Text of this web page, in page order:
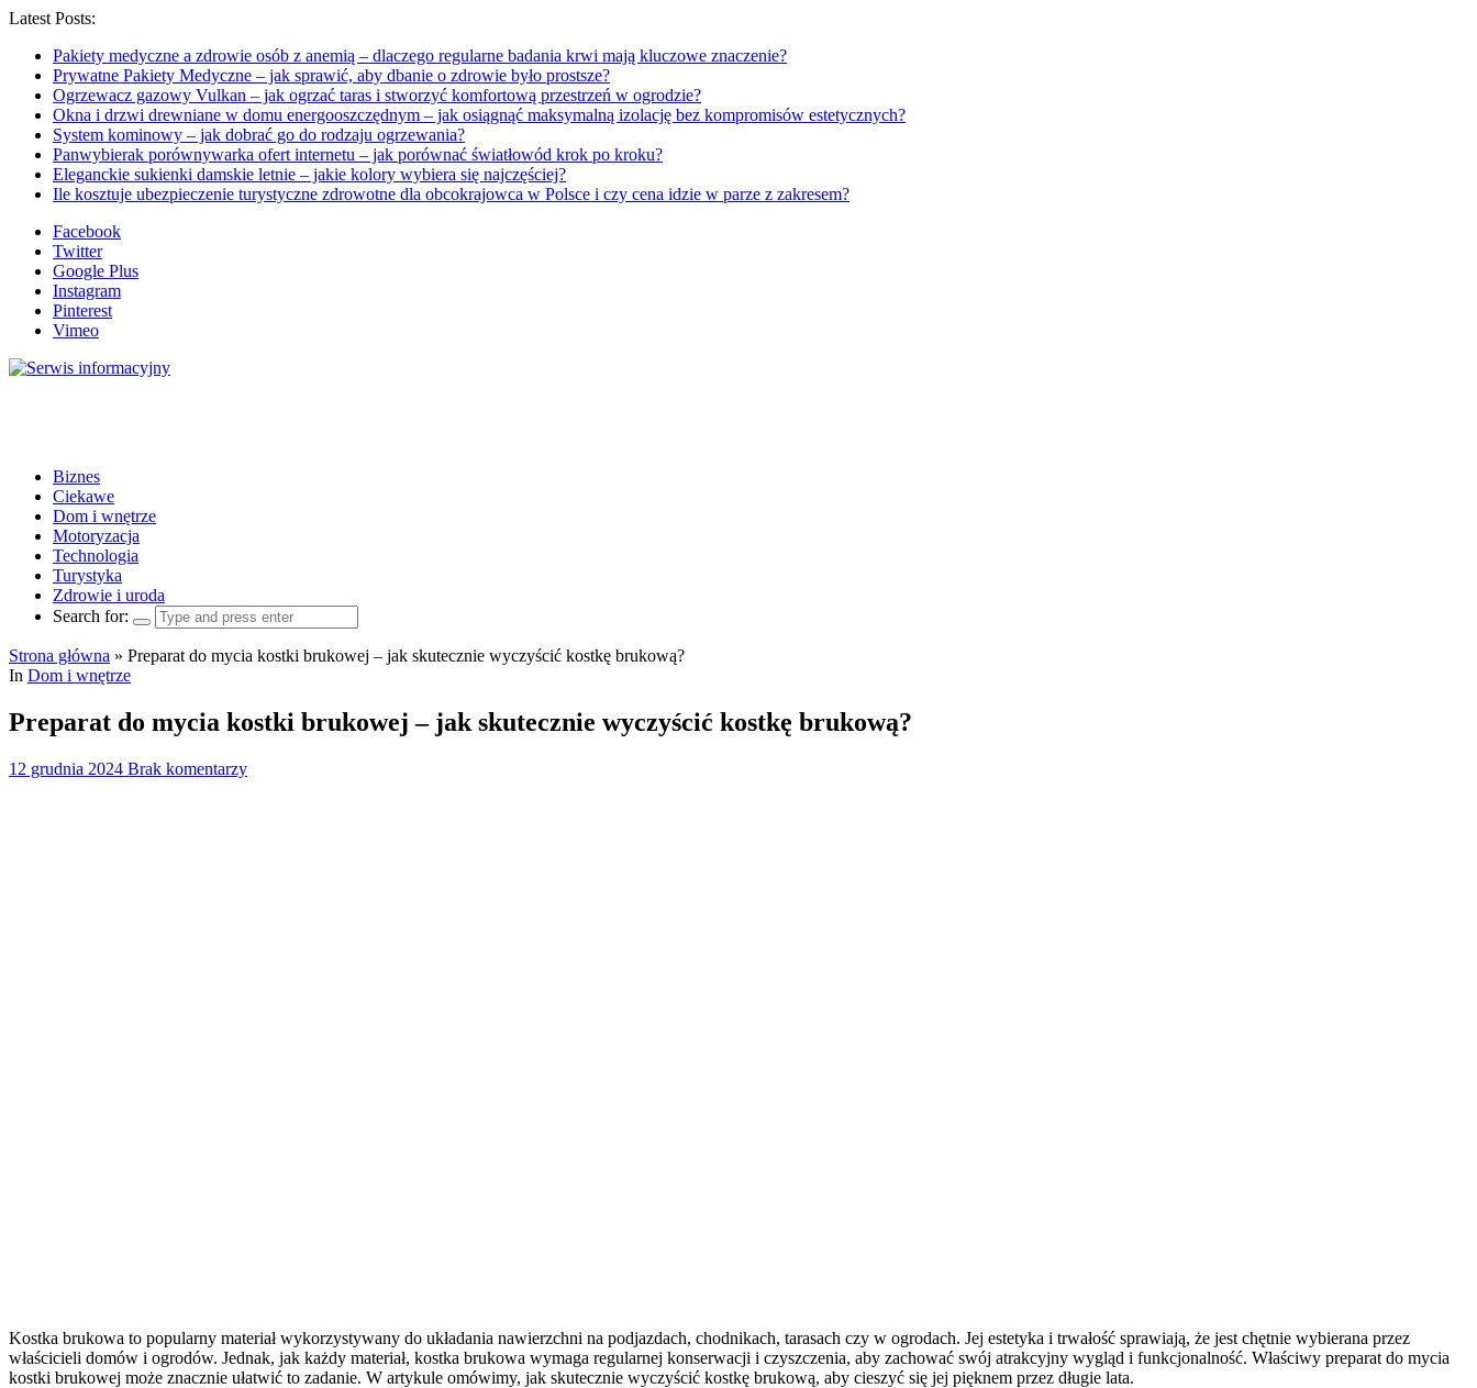
Latest Posts:
Pakiety medyczne a zdrowie osób z anemią – dlaczego regularne badania krwi mają kluczowe znaczenie?
Prywatne Pakiety Medyczne – jak sprawić, aby dbanie o zdrowie było prostsze?
Ogrzewacz gazowy Vulkan – jak ogrzać taras i stworzyć komfortową przestrzeń w ogrodzie?
Okna i drzwi drewniane w domu energooszczędnym – jak osiągnąć maksymalną izolację bez kompromisów estetycznych?
System kominowy – jak dobrać go do rodzaju ogrzewania?
Panwybierak porównywarka ofert internetu – jak porównać światłowód krok po kroku?
Eleganckie sukienki damskie letnie – jakie kolory wybiera się najczęściej?
Ile kosztuje ubezpieczenie turystyczne zdrowotne dla obcokrajowca w Polsce i czy cena idzie w parze z zakresem?
Facebook
Twitter
Google Plus
Instagram
Pinterest
Vimeo
Biznes
Ciekawe
Dom i wnętrze
Motoryzacja
Technologia
Turystyka
Zdrowie i uroda
Search for:
Strona główna » Preparat do mycia kostki brukowej – jak skutecznie wyczyścić kostkę brukową?
In Dom i wnętrze
Preparat do mycia kostki brukowej – jak skutecznie wyczyścić kostkę brukową?
12 grudnia 2024 Brak komentarzy
Kostka brukowa to popularny materiał wykorzystywany do układania nawierzchni na podjazdach, chodnikach, tarasach czy w ogrodach. Jej estetyka i trwałość sprawiają, że jest chętnie wybierana przez
właścicieli domów i ogrodów. Jednak, jak każdy materiał, kostka brukowa wymaga regularnej konserwacji i czyszczenia, aby zachować swój atrakcyjny wygląd i funkcjonalność. Właściwy preparat do mycia
kostki brukowej może znacznie ułatwić to zadanie. W artykule omówimy, jak skutecznie wyczyścić kostkę brukową, aby cieszyć się jej pięknem przez długie lata.